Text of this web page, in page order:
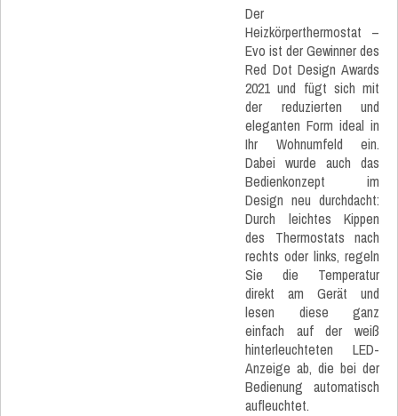
Der
Heizkörperthermostat –
Evo ist der Gewinner des
Red Dot Design Awards
2021 und fügt sich mit
der reduzierten und
eleganten Form ideal in
Ihr Wohnumfeld ein.
Dabei wurde auch das
Bedienkonzept im
Design neu durchdacht:
Durch leichtes Kippen
des Thermostats nach
rechts oder links, regeln
Sie die Temperatur
direkt am Gerät und
lesen diese ganz
einfach auf der weiß
hinterleuchteten LED-
Anzeige ab, die bei der
Bedienung automatisch
aufleuchtet.